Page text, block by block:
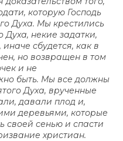
которую Господь
Духа. Мы крестились
Духа, некие задатки,
сбудется, как в
но возвращен в том
и не
быть. Мы все должны
Духа, врученные
давали плод и,
деревьями, которые
своей сенью и спасти
христиан.